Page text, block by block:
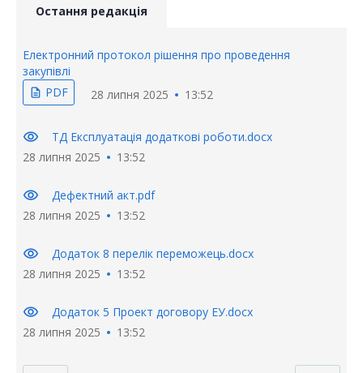
Остання редакція
Електронний протокол рішення про проведення
закупівлі
description PDF 28 липня 2025 13:52
visibility
ТД Експлуатація додаткові роботи.docx
28 липня 2025
13:52
visibility
Дефектний акт.pdf
28 липня 2025
13:52
visibility
Додаток 8 перелік переможець.docx
28 липня 2025
13:52
visibility
Додаток 5 Проект договору ЕУ.docx
28 липня 2025
13:52